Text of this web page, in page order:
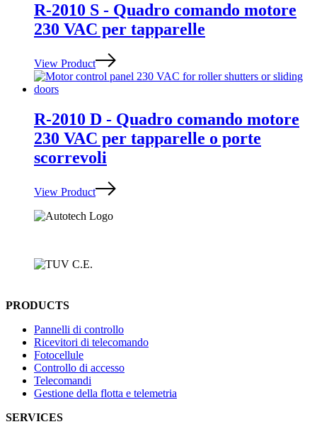
R-2010 S - Quadro comando motore
230 VAC per tapparelle
View Product
R-2010 D - Quadro comando motore
230 VAC per tapparelle o porte
scorrevoli
View Product
PRODUCTS
Pannelli di controllo
Ricevitori di telecomando
Fotocellule
Controllo di accesso
Telecomandi
Gestione della flotta e telemetria
SERVICES